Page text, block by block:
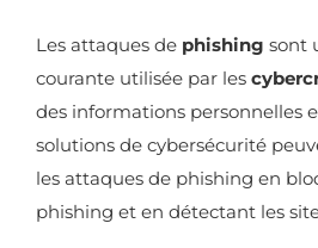
Les attaques de phishing sont
courante utilisée par les
des informations personnelles
solutions de cybersécurité
les attaques de phishing en
phishing et en détectant les